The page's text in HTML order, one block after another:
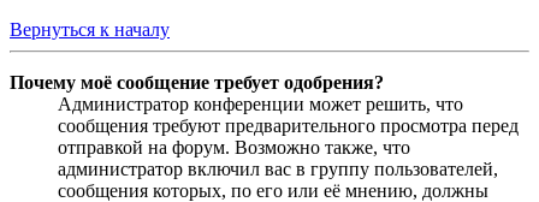
Вернуться к началу
Почему моё сообщение требует одобрения?
Администратор конференции может решить, что
сообщения требуют предварительного просмотра перед
отправкой на форум. Возможно также, что
администратор включил вас в группу пользователей,
сообщения которых, по его или её мнению, должны